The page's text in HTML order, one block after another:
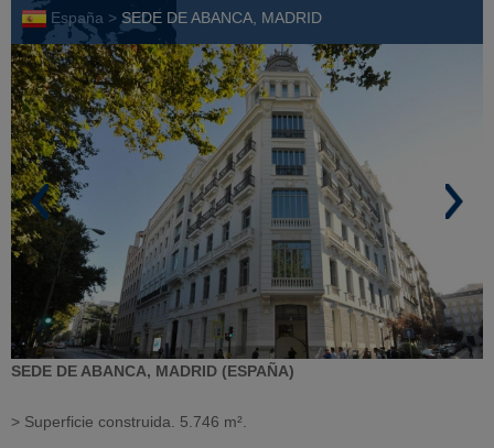
España > SEDE DE ABANCA, MADRID
SEDE DE ABANCA, MADRID (ESPAÑA)
> Superficie construida. 5.746 m².